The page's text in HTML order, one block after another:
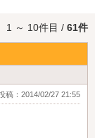
1 ～ 10件目 / 61件
稿：2014/02/27 21:55